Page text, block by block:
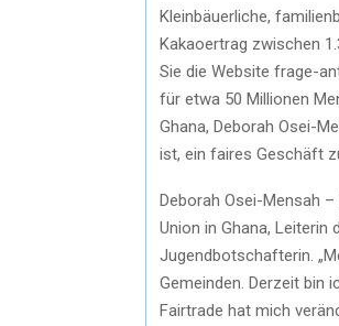
Kleinbäuerliche,
Kakaoertrag zwischen
Sie die Website frage-
für etwa 50 Millionen
Ghana, Deborah Osei-
ist, ein faires Geschäft
Deborah Osei-Mensah
Union in Ghana,
Jugendbotschafterin.
Gemeinden. Derzeit bin
Fairtrade hat mich